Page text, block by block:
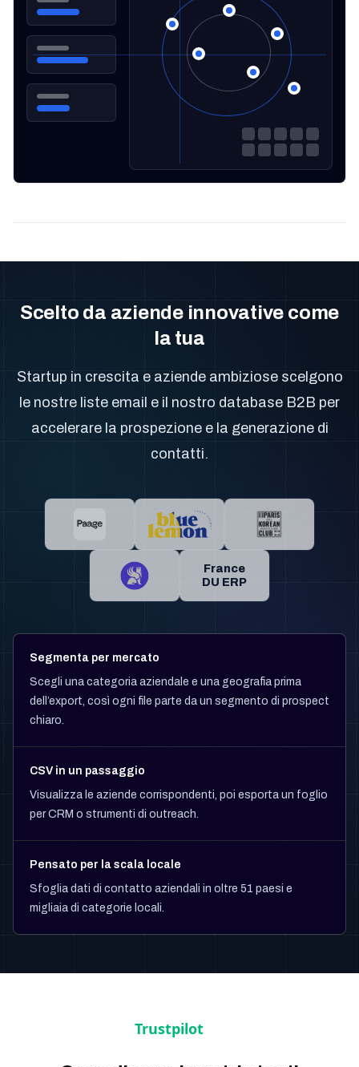
Scelto da aziende innovative come
la tua
Startup in crescita e aziende ambiziose scelgono
le nostre liste email e il nostro database B2B per
accelerare la prospezione e la generazione di
contatti.
France
DU ERP
Segmenta per mercato
Scegli una categoria aziendale e una geografia prima
dell’export, così ogni file parte da un segmento di prospect
chiaro.
CSV in un passaggio
Visualizza le aziende corrispondenti, poi esporta un foglio
per CRM o strumenti di outreach.
Pensato per la scala locale
Sfoglia dati di contatto aziendali in oltre 51 paesi e
migliaia di categorie locali.